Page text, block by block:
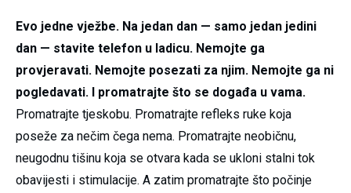
Evo jedne vježbe. Na jedan dan — samo jedan jedini
dan — stavite telefon u ladicu. Nemojte ga
provjeravati. Nemojte posezati za njim. Nemojte ga ni
pogledavati. I promatrajte što se događa u vama.
Promatrajte tjeskobu. Promatrajte refleks ruke koja
poseže za nečim čega nema. Promatrajte neobičnu,
neugodnu tišinu koja se otvara kada se ukloni stalni tok
obavijesti i stimulacije. A zatim promatrajte što počinje